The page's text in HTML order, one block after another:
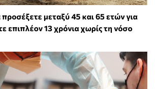
προσέξετε μεταξύ 45 και 65 ετών για
επιπλέον 13 χρόνια χωρίς τη νόσο